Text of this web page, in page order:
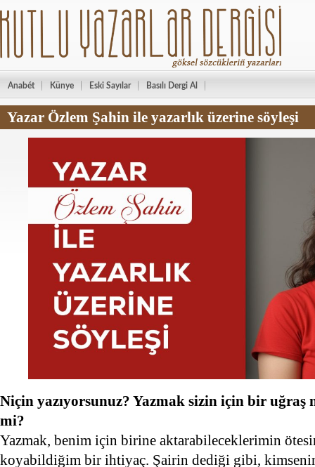
Anabét Künye Eski Sayılar Basılı Dergi Al
Yazar Özlem Şahin ile yazarlık üzerine söyleşi
Niçin yazıyorsunuz? Yazmak sizin için bir uğraş
mi?
Yazmak, benim için birine aktarabileceklerimin
koyabildiğim bir ihtiyaç. Şairin dediği gibi,